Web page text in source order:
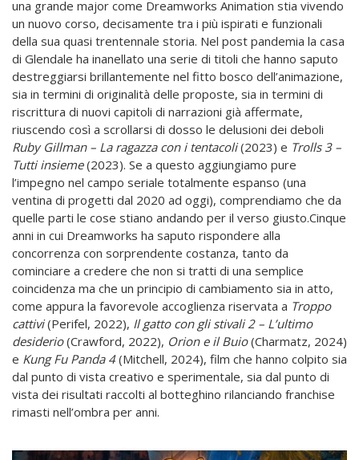
una grande major come Dreamworks Animation stia vivendo
un nuovo corso, decisamente tra i più ispirati e funzionali
della sua quasi trentennale storia. Nel post pandemia la casa
di Glendale ha inanellato una serie di titoli che hanno saputo
destreggiarsi brillantemente nel fitto bosco dell’animazione,
sia in termini di originalità delle proposte, sia in termini di
riscrittura di nuovi capitoli di narrazioni già affermate,
riuscendo così a scrollarsi di dosso le delusioni dei deboli
Ruby Gillman – La ragazza con i tentacoli(2023) e Trolls 3 –
Tutti insieme(2023). Se a questo aggiungiamo pure
l’impegno nel campo seriale totalmente espanso (una
ventina di progetti dal 2020 ad oggi), comprendiamo che da
quelle parti le cose stiano andando per il verso giusto.Cinque
anni in cui Dreamworks ha saputo rispondere alla
concorrenza con sorprendente costanza, tanto da
cominciare a credere che non si tratti di una semplice
coincidenza ma che un principio di cambiamento sia in atto,
come appura la favorevole accoglienza riservata a Troppo
cattivi(Perifel, 2022), Il gatto con gli stivali 2 – L’ultimo
desiderio(Crawford, 2022), Orion e il Buio(Charmatz, 2024)
e Kung Fu Panda 4(Mitchell, 2024), film che hanno colpito sia
dal punto di vista creativo e sperimentale, sia dal punto di
vista dei risultati raccolti al botteghino rilanciando franchise
rimasti nell’ombra per anni.